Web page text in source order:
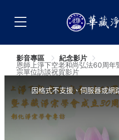
影音專區
紀念影片
恩師上淨下空老和尚弘法60周
宗單位訪談祝賀影片
modal
因格式不支援、伺服器或網